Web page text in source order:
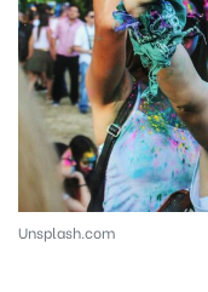
Unsplash.com